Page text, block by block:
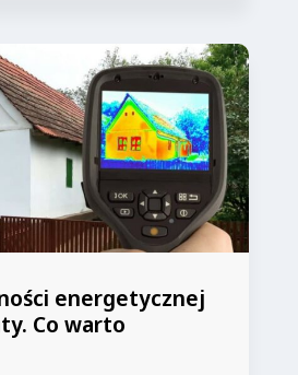
energetycznej
Co warto